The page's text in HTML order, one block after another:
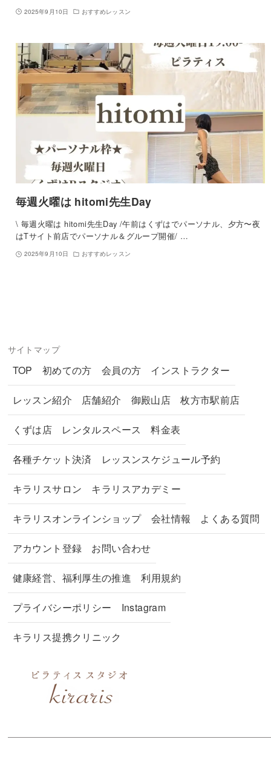
2025年9月10日 おすすめレッスン
毎週火曜は hitomi先生Day
\ 毎週火曜は hitomi先生Day /午前はくずはでパーソナル、夕方〜夜
はTサイト前店でパーソナル＆グループ開催/ …
2025年9月10日 おすすめレッスン
サイトマップ
TOP 初めての方 会員の方 インストラクター
レッスン紹介 店舗紹介 御殿山店 枚方市駅前店
くずは店 レンタルスペース 料金表
各種チケット決済 レッスンスケジュール予約
キラリスサロン キラリスアカデミー
キラリスオンラインショップ 会社情報 よくある質問
アカウント登録 お問い合わせ
健康経営、福利厚生の推進 利用規約
プライバシーポリシー Instagram
キラリス提携クリニック